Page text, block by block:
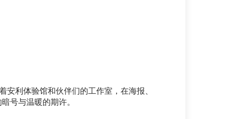
安利体验馆和伙伴们的工作室，在海报、
号与温暖的期许。